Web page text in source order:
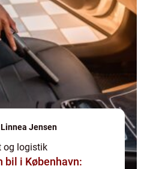
Linnea Jensen
og logistik
bil i København: